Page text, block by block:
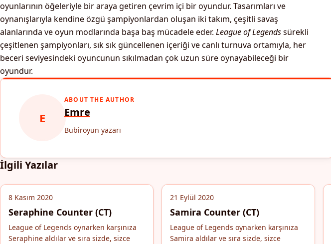
oyunlarının öğeleriyle bir araya getiren çevrim içi bir oyundur. Tasarımları ve
oynanışlarıyla kendine özgü şampiyonlardan oluşan iki takım, çeşitli savaş
alanlarında ve oyun modlarında başa baş mücadele eder. League of Legendssürekli
çeşitlenen şampiyonları, sık sık güncellenen içeriği ve canlı turnuva ortamıyla, her
beceri seviyesindeki oyuncunun sıkılmadan çok uzun süre oynayabileceği bir
oyundur.
E
ABOUT THE AUTHOR
Emre
Bubiroyun yazarı
İlgili Yazılar
8 Kasım 2020
Seraphine Counter (CT)
League of Legends oynarken karşınıza
Seraphine aldılar ve sıra sizde, sizce
21 Eylül 2020
Samira Counter (CT)
League of Legends oynarken karşınıza
Samira aldılar ve sıra sizde, sizce